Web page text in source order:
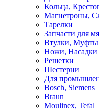
Кольца,
Магнетроны,
Тарелки
Запчасти для
Втулки, Муфты
Ножи, Насадки
Решетки
Шестерни
Для
Bosch, Siemens
Braun
Moulinex, Tefal